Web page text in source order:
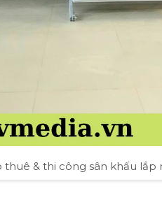
thuê & thi công sân khấu lắp